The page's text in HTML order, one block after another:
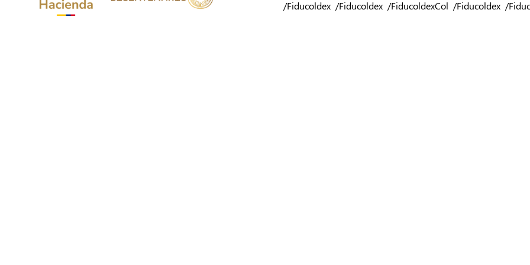
/Fiducoldex /Fiducoldex /FiducoldexCol /Fiducoldex /